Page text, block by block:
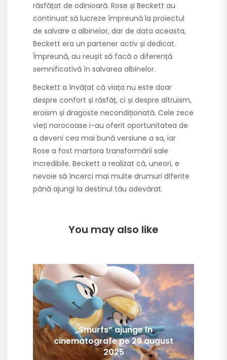
răsfățat de odinioară. Rose și Beckett au
continuat să lucreze împreună la proiectul
de salvare a albinelor, dar de data aceasta,
Beckett era un partener activ și dedicat.
Împreună, au reușit să facă o diferență
semnificativă în salvarea albinelor.
Beckett a învățat că viața nu este doar
despre confort și răsfăț, ci și despre altruism,
eroism și dragoste necondiționată. Cele zece
vieți norocoase i-au oferit oportunitatea de
a deveni cea mai bună versiune a sa, iar
Rose a fost martora transformării sale
incredibile. Beckett a realizat că, uneori, e
nevoie să încerci mai multe drumuri diferite
până ajungi la destinul tău adevărat.
You may also like
„Smurfs” ajunge în
cinematografe pe 29 august
2025